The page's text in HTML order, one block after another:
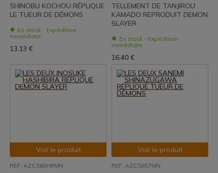
SHINOBU KOCHOU RÉPLIQUE
LE TUEUR DE DÉMONS
En stock - Expédition
immédiate
13,13 €
TELLEMENT DE TANJIROU
KAMADO REPRODUIT DEMON
SLAYER
En stock - Expédition
immédiate
16,40 €
Voir le produit
REF: AZCS65H9MN
Voir le produit
REF: AZCS657MN